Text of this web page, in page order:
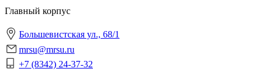
Главный корпус
Большевистская ул., 68/1
mrsu@mrsu.ru
+7 (8342) 24-37-32